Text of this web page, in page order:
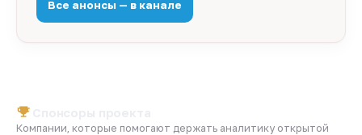
Все анонсы — в канале
Компании, которые помогают держать аналитику открытой